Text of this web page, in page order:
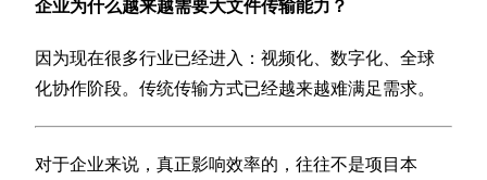
企业为什么越来越需要大文件传输能力？
因为现在很多行业已经进入：视频化、数字化、全球
化协作阶段。传统传输方式已经越来越难满足需求。
对于企业来说，真正影响效率的，往往不是项目本